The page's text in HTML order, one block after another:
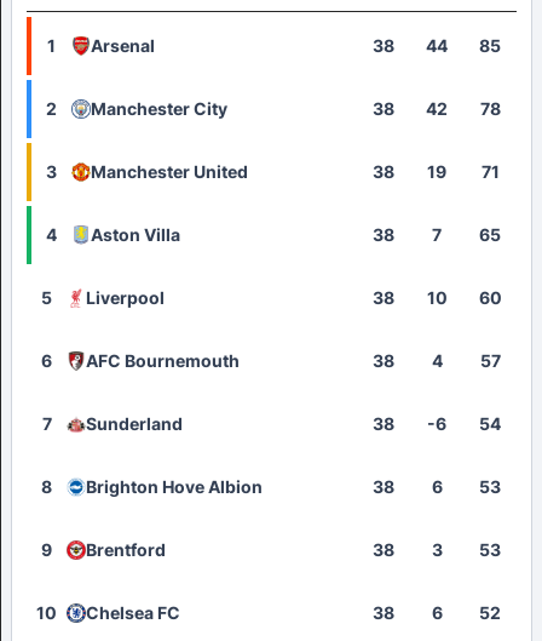
1 Arsenal 38 44 85
2 Manchester City 38 42 78
3 Manchester United 38 19 71
4 Aston Villa 38 7 65
5 Liverpool 38 10 60
6 AFC Bournemouth 38 4 57
7 Sunderland 38 -6 54
8 Brighton Hove Albion 38 6 53
9 Brentford 38 3 53
10 Chelsea FC 38 6 52